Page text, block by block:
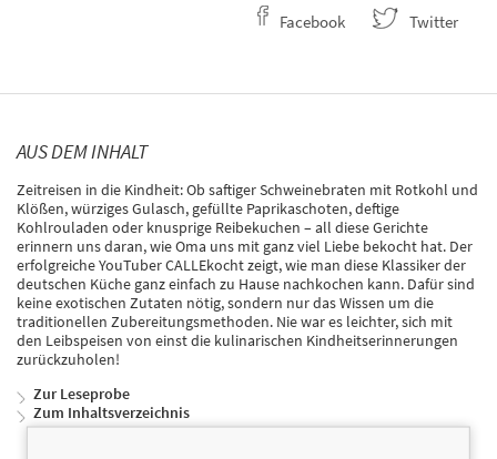
Facebook Twitter
AUS DEM INHALT
Zeitreisen in die Kindheit: Ob saftiger Schweinebraten mit Rotkohl und
Klößen, würziges Gulasch, gefüllte Paprikaschoten, deftige
Kohlrouladen oder knusprige Reibekuchen – all diese Gerichte
erinnern uns daran, wie Oma uns mit ganz viel Liebe bekocht hat. Der
erfolgreiche YouTuber CALLEkocht zeigt, wie man diese Klassiker der
deutschen Küche ganz einfach zu Hause nachkochen kann. Dafür sind
keine exotischen Zutaten nötig, sondern nur das Wissen um die
traditionellen Zubereitungsmethoden. Nie war es leichter, sich mit
den Leibspeisen von einst die kulinarischen Kindheitserinnerungen
zurückzuholen!
Zur Leseprobe
Zum Inhaltsverzeichnis